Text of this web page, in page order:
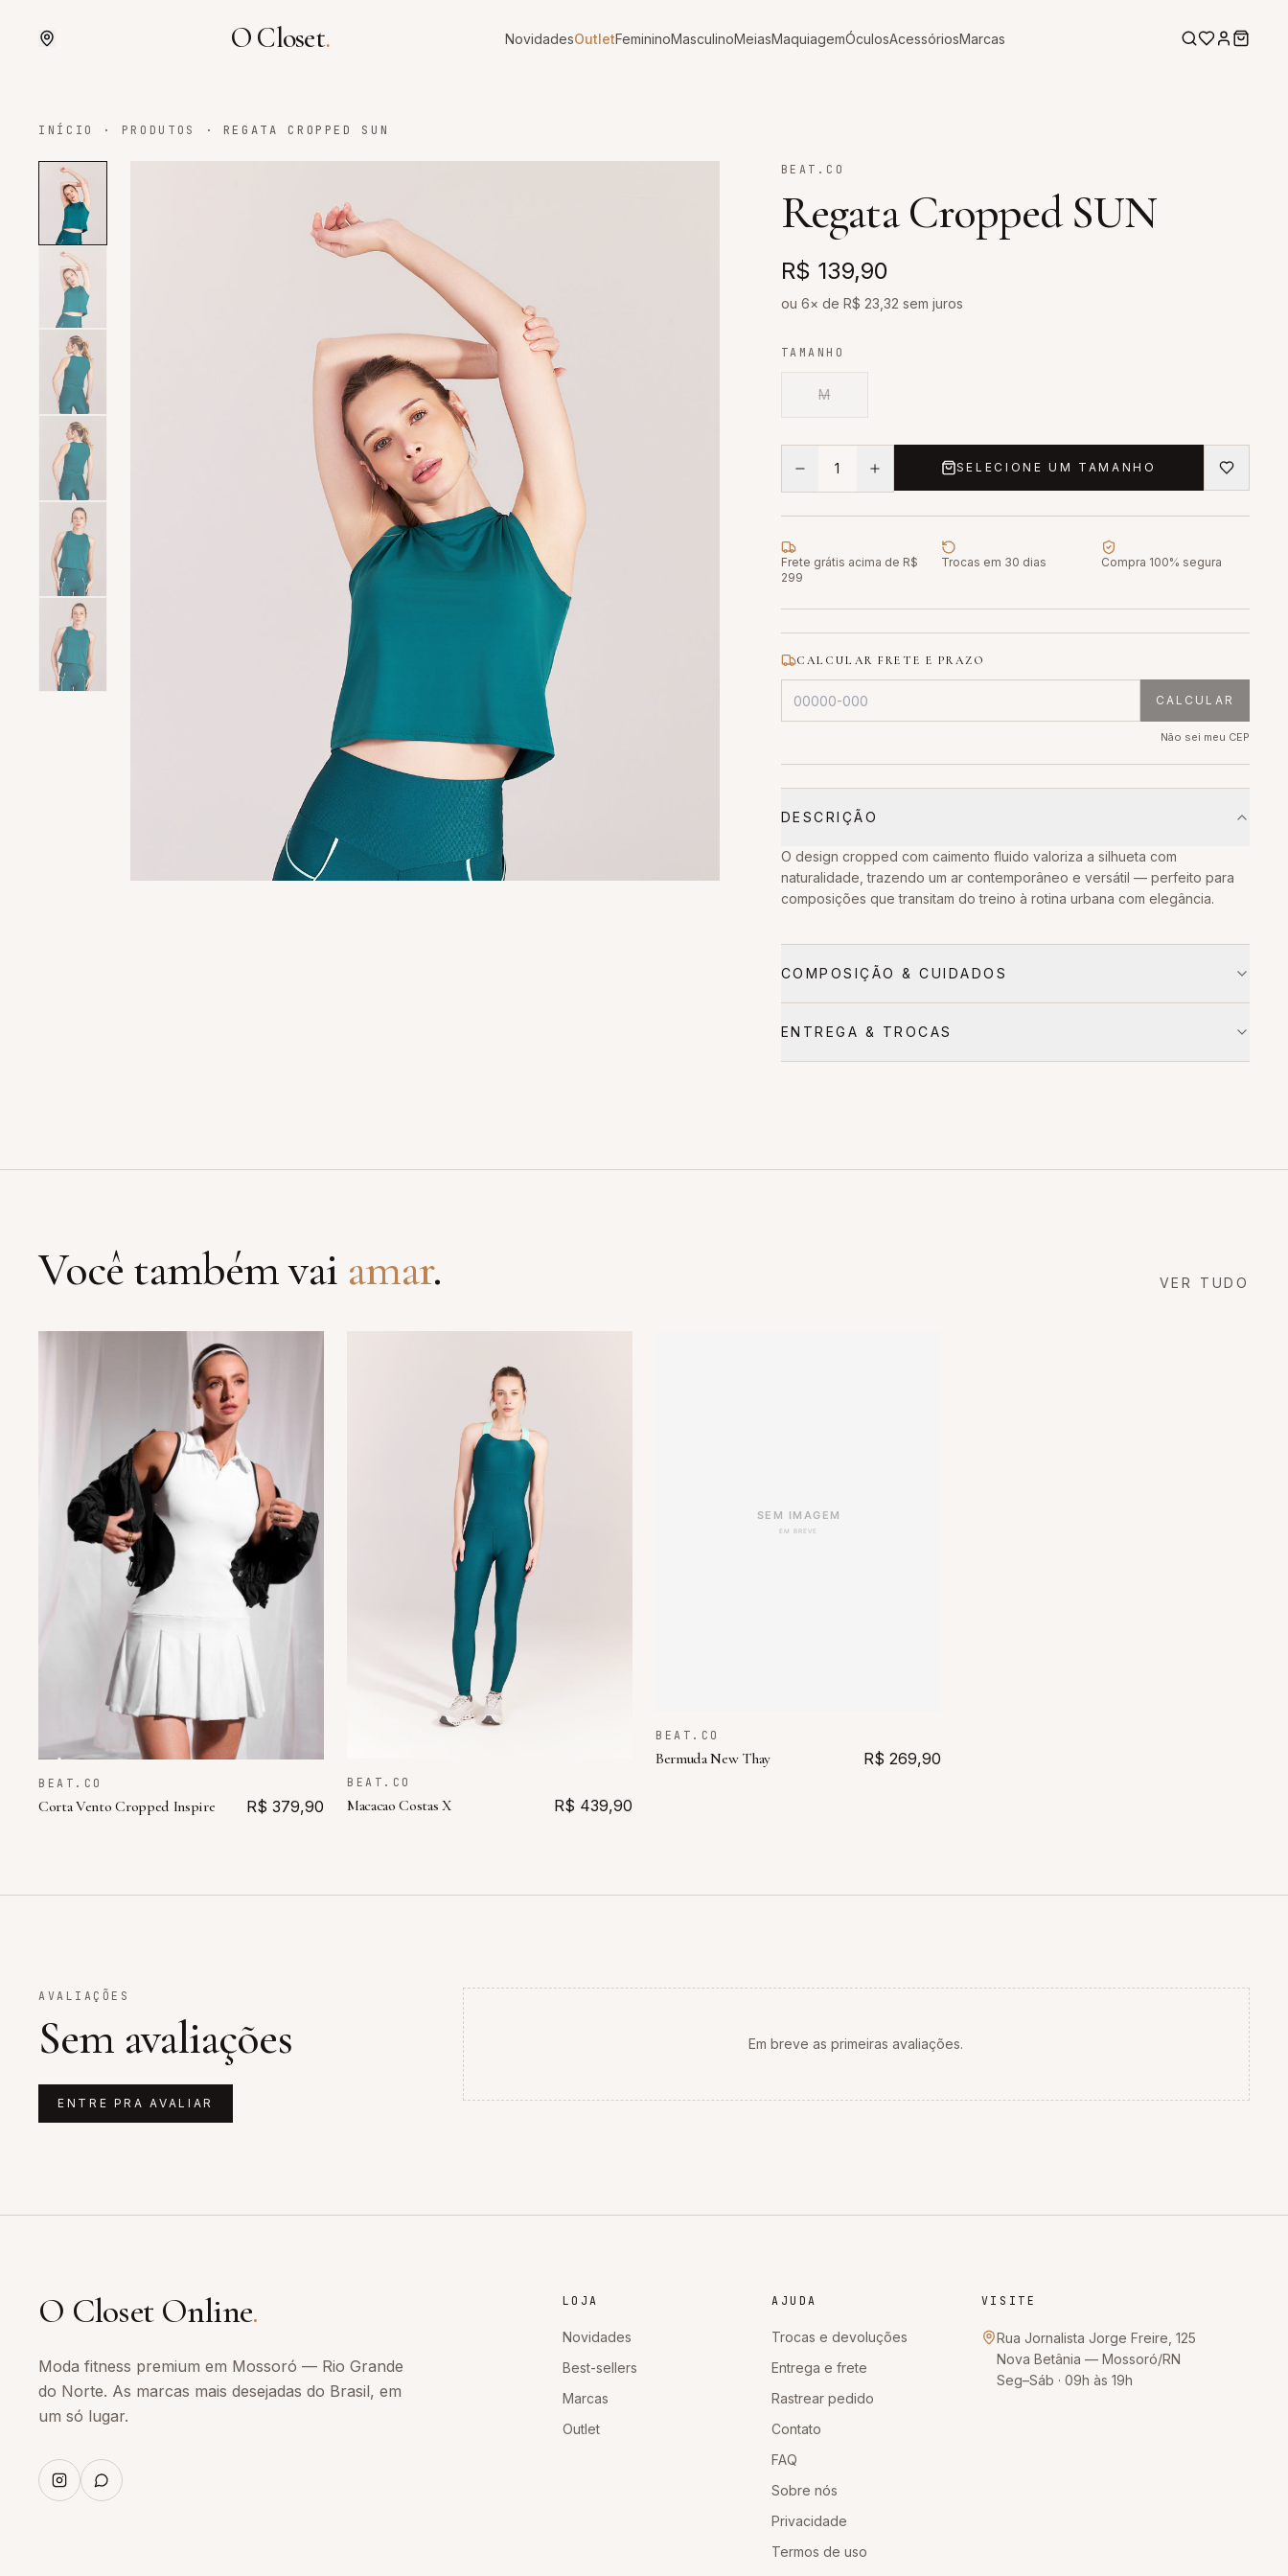
O Closet. NovidadesOutletFemininoMasculinoMeiasMaquiagemÓculosAcessóriosMarcas
INÍCIO · PRODUTOS · REGATA CROPPED SUN
BEAT.CO
Regata Cropped SUN
R$ 139,90
ou 6× de R$ 23,32 sem juros
TAMANHO
M
1 SELECIONE UM TAMANHO
Frete grátis acima de R$
299
Trocas em 30 dias Compra 100% segura
CALCULAR FRETE E PRAZO
CALCULAR
Não sei meu CEP
DESCRIÇÃO
O design cropped com caimento fluido valoriza a silhueta com
naturalidade, trazendo um ar contemporâneo e versátil — perfeito para
composições que transitam do treino à rotina urbana com elegância.
COMPOSIÇÃO & CUIDADOS
ENTREGA & TROCAS
Você também vai amar. VER TUDO
BEAT.CO
Corta Vento Cropped Inspire R$ 379,90
BEAT.CO
Macacao Costas X R$ 439,90
BEAT.CO
Bermuda New Thay R$ 269,90
AVALIAÇÕES
Sem avaliações
ENTRE PRA AVALIAR
Em breve as primeiras avaliações.
O Closet Online.
Moda fitness premium em Mossoró — Rio Grande
do Norte. As marcas mais desejadas do Brasil, em
um só lugar.
LOJA
Novidades
Best-sellers
Marcas
Outlet
AJUDA
Trocas e devoluções
Entrega e frete
Rastrear pedido
Contato
FAQ
Sobre nós
Privacidade
Termos de uso
VISITE
Rua Jornalista Jorge Freire, 125
Nova Betânia — Mossoró/RN
Seg–Sáb · 09h às 19h